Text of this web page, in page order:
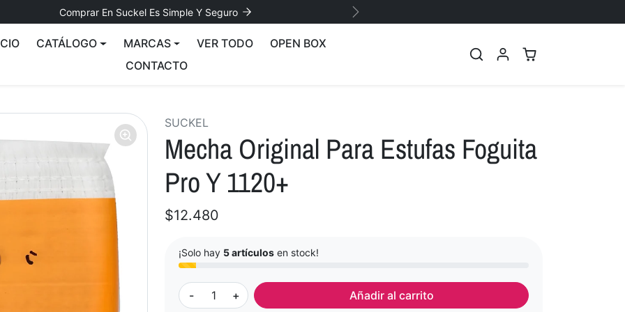
Comprar En Suckel Es Simple Y Seguro
Siguiente
CATÁLOGO MARCAS VER TODO
OPEN BOX
CONTACTO
SUCKEL
Mecha Original Para Estufas Foguita
Pro Y 1120+
$12.480
¡Solo hay 5 artículos en stock!
- + Añadir al carrito